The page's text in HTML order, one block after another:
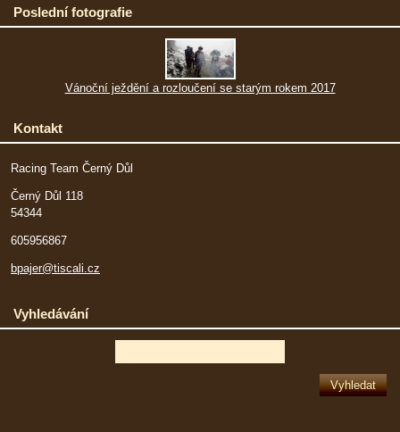
Poslední fotografie
Vánoční ježdění a rozloučení se starým rokem 2017
Kontakt
Racing Team Černý Důl
Černý Důl 118
54344
605956867
bpajer@tiscali.cz
Vyhledávání